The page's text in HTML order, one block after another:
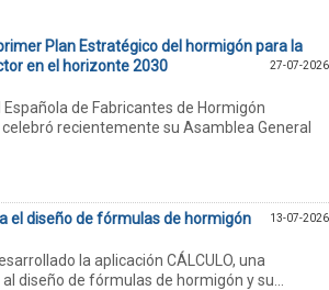
Plan Estratégico del hormigón para la
en el horizonte 2030
27-07-2026
Española de Fabricantes de Hormigón
celebró recientemente su Asamblea General
el diseño de fórmulas de hormigón 13-07-2026
la aplicación CÁLCULO, una
diseño de fórmulas de hormigón y su...